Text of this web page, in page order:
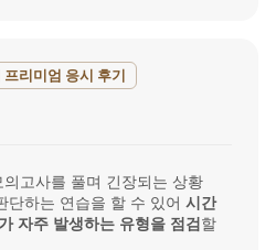
리미엄 응시 후기
고사를 풀며 긴장되는 상황
단하는 연습을 할 수 있어 시간
자주 발생하는 유형을 점검 할